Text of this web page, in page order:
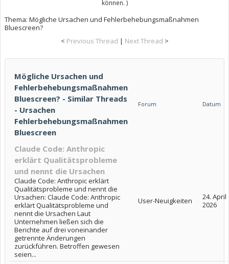
können. )
Thema: Mögliche Ursachen und Fehlerbehebungsmaßnahmen
Bluescreen?
< Previous Thread | Next Thread >
Mögliche Ursachen und
Fehlerbehebungsmaßnahmen
Bluescreen? - Similar Threads
- Ursachen
Fehlerbehebungsmaßnahmen
Bluescreen
Forum Datum
Claude Code: Anthropic
erklärt Qualitätsprobleme
und nennt die Ursachen
Claude Code: Anthropic erklärt
Qualitätsprobleme und nennt die
Ursachen: Claude Code: Anthropic
erklärt Qualitätsprobleme und
nennt die Ursachen Laut
Unternehmen ließen sich die
Berichte auf drei voneinander
getrennte Änderungen
zurückführen. Betroffen gewesen
seien...
User-Neuigkeiten
24. April
2026